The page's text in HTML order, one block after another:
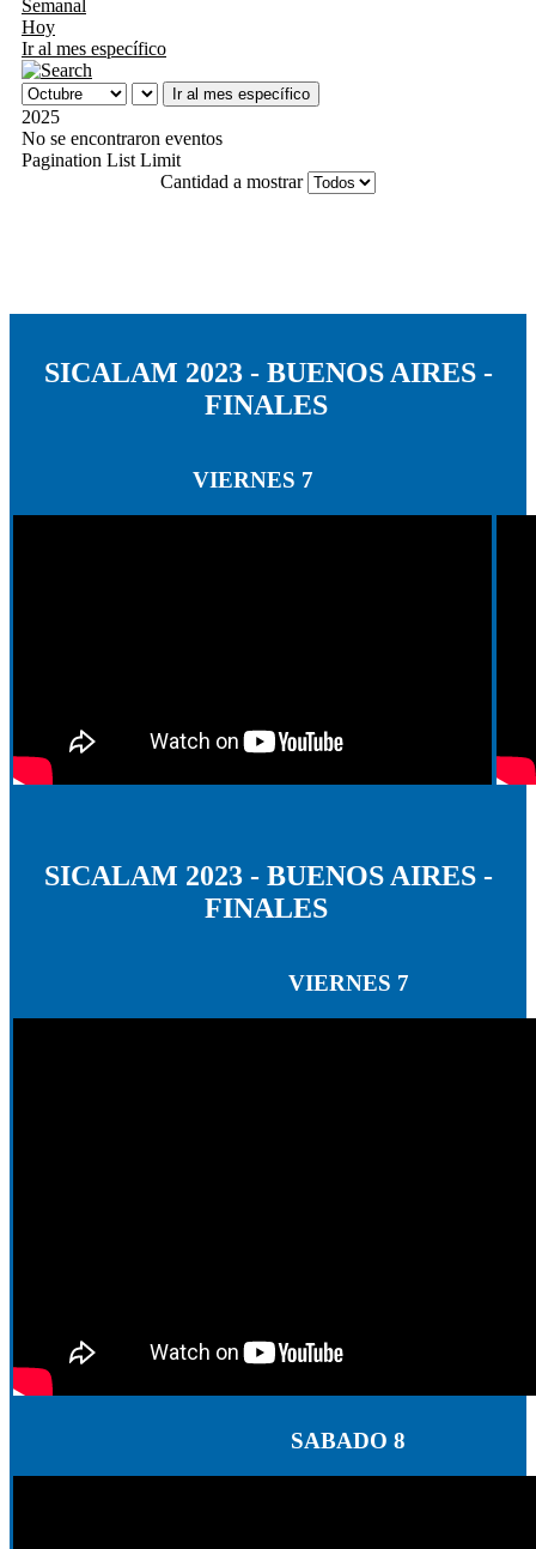
Semanal
Hoy
Ir al mes específico
Ir al mes específico
2025
No se encontraron eventos
Pagination List Limit
Cantidad a mostrar
SICALAM 2023 - BUENOS AIRES -
FINALES
VIERNES 7
SICALAM 2023 - BUENOS AIRES -
FINALES
VIERNES 7
SABADO 8